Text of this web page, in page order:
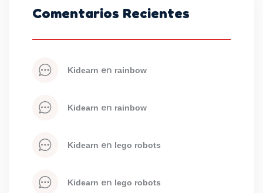
Comentarios Recientes
kidearn en rainbow
kidearn en rainbow
kidearn en lego robots
kidearn en lego robots